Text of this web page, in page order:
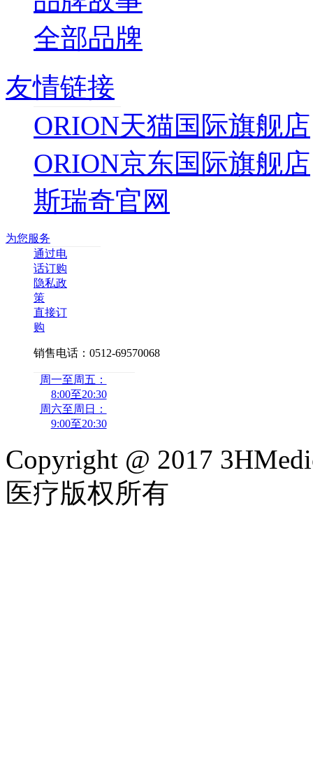
全部品牌
友情链接
ORION天猫国际旗舰店
ORION京东国际旗舰店
斯瑞奇官网
为您服务
通过电
话订购
隐私政
策
直接订
购
销售电话：0512-69570068
周一至周五：
8:00至20:30
周六至周日：
9:00至20:30
Copyright @ 2017
医疗版权所有